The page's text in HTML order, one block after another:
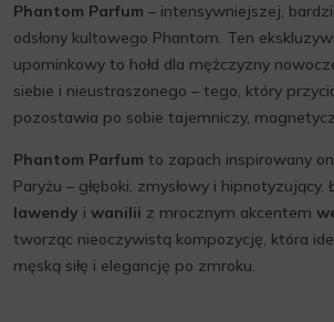
Phantom Parfum – intensywniejszej,
odsłony kultowego Phantom. Ten
upominkowy to hołd dla mężczyzny
siebie i nieustraszonego – tego, który
pozostawia po sobie tajemniczy,
Phantom Parfum to zapach inspirowany
Paryżu – głęboki, zmysłowy i
lawendy i wanilii z mrocznym akcentem
tworząc nieoczywistą kompozycję, która
męską siłę i elegancję po zmroku.